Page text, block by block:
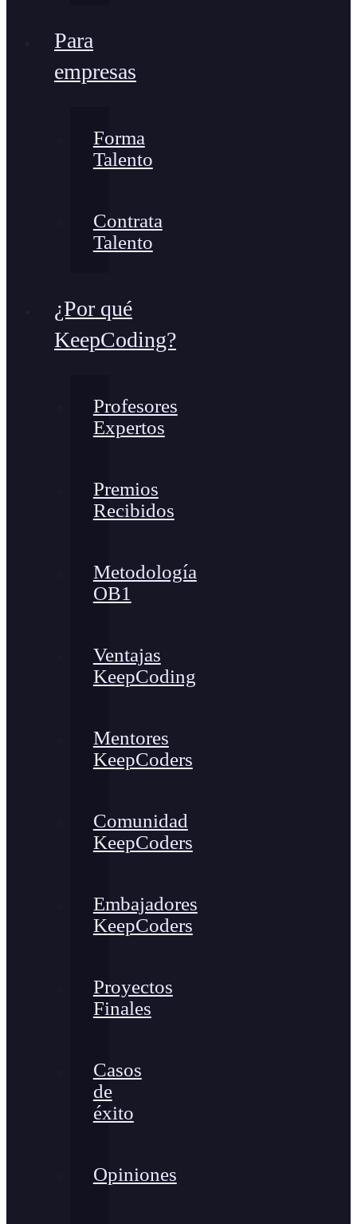
Para
empresas
Forma
Talento
Contrata
Talento
¿Por qué
KeepCoding?
Profesores
Expertos
Premios
Recibidos
Metodología
OB1
Ventajas
KeepCoding
Mentores
KeepCoders
Comunidad
KeepCoders
Embajadores
KeepCoders
Proyectos
Finales
Casos
de
éxito
Opiniones